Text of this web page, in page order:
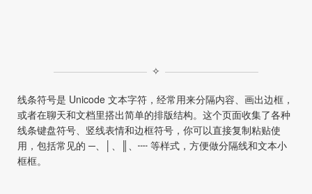
✧
线条符号是 Unicode 文本字符，经常用来分隔内容、画出边框，
或者在聊天和文档里搭出简单的排版结构。这个页面收集了各种
线条键盘符号、竖线表情和边框符号，你可以直接复制粘贴使
用，包括常见的 ─、│、║、┉ 等样式，方便做分隔线和文本小
框框。